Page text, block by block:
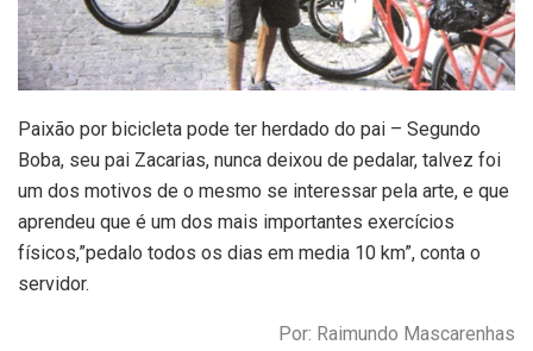
Paixão por bicicleta pode ter herdado do pai – Segundo
Boba, seu pai Zacarias, nunca deixou de pedalar, talvez foi
um dos motivos de o mesmo se interessar pela arte, e que
aprendeu que é um dos mais importantes exercícios
físicos,”pedalo todos os dias em media 10 km”, conta o
servidor.
Por: Raimundo Mascarenhas